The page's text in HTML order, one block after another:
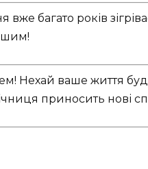
багато років
Нехай ваше життя
приносить нові